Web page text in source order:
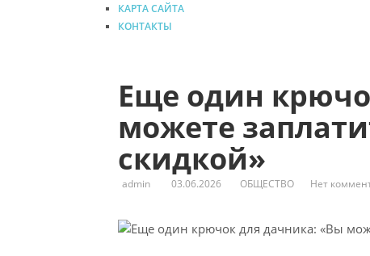
КАРТА САЙТА
КОНТАКТЫ
Еще один
можете
скидкой»
admin 03.06.2026 ОБЩЕСТВО Нет